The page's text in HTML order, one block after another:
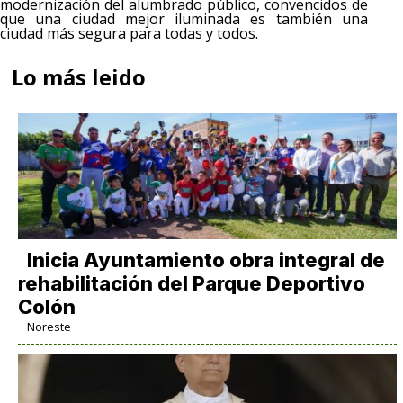
modernización del alumbrado público, convencidos de
que una ciudad mejor iluminada es también una
ciudad más segura para todas y todos.
Lo más leido
Inicia Ayuntamiento obra integral de
rehabilitación del Parque Deportivo
Colón
Noreste